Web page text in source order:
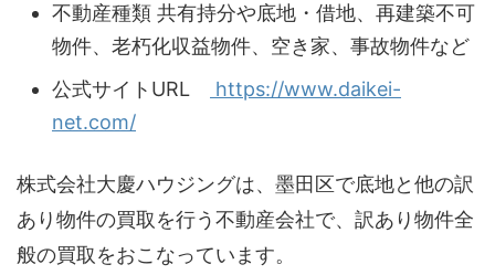
不動産種類 共有持分や底地・借地、再建築不可
物件、老朽化収益物件、空き家、事故物件など
公式サイトURL
https://www.daikei-
net.com/
株式会社大慶ハウジングは、墨田区で底地と他の訳
あり物件の買取を行う不動産会社で、訳あり物件全
般の買取をおこなっています。